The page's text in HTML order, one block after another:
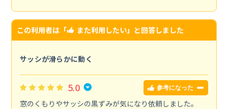
この利用者は「 また利用したい」と回答しました
サッシが滑らかに動く
5.0 参考になった
窓のくもりやサッシの黒ずみが気になり依頼しました。